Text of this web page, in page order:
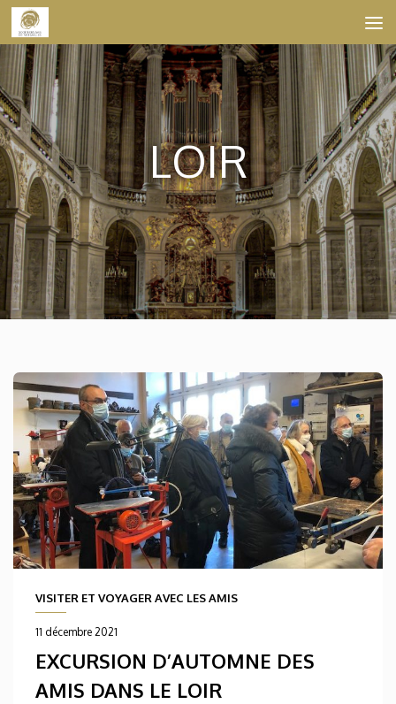
Skip to content
LOIR
VISITER ET VOYAGER AVEC LES AMIS
11 décembre 2021
EXCURSION D’AUTOMNE DES
AMIS DANS LE LOIR